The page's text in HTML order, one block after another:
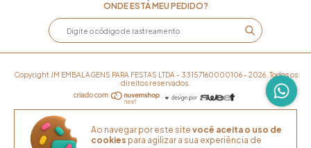
Ao navegar por este site você aceita o uso de
cookies para agilizar a sua experiência de
ONDE ESTÁ MEU PEDIDO?
Copyright JM EMBALAGENS PARA FESTAS LTDA - 33157160000106 - 2026. Todos os
direitos reservados.